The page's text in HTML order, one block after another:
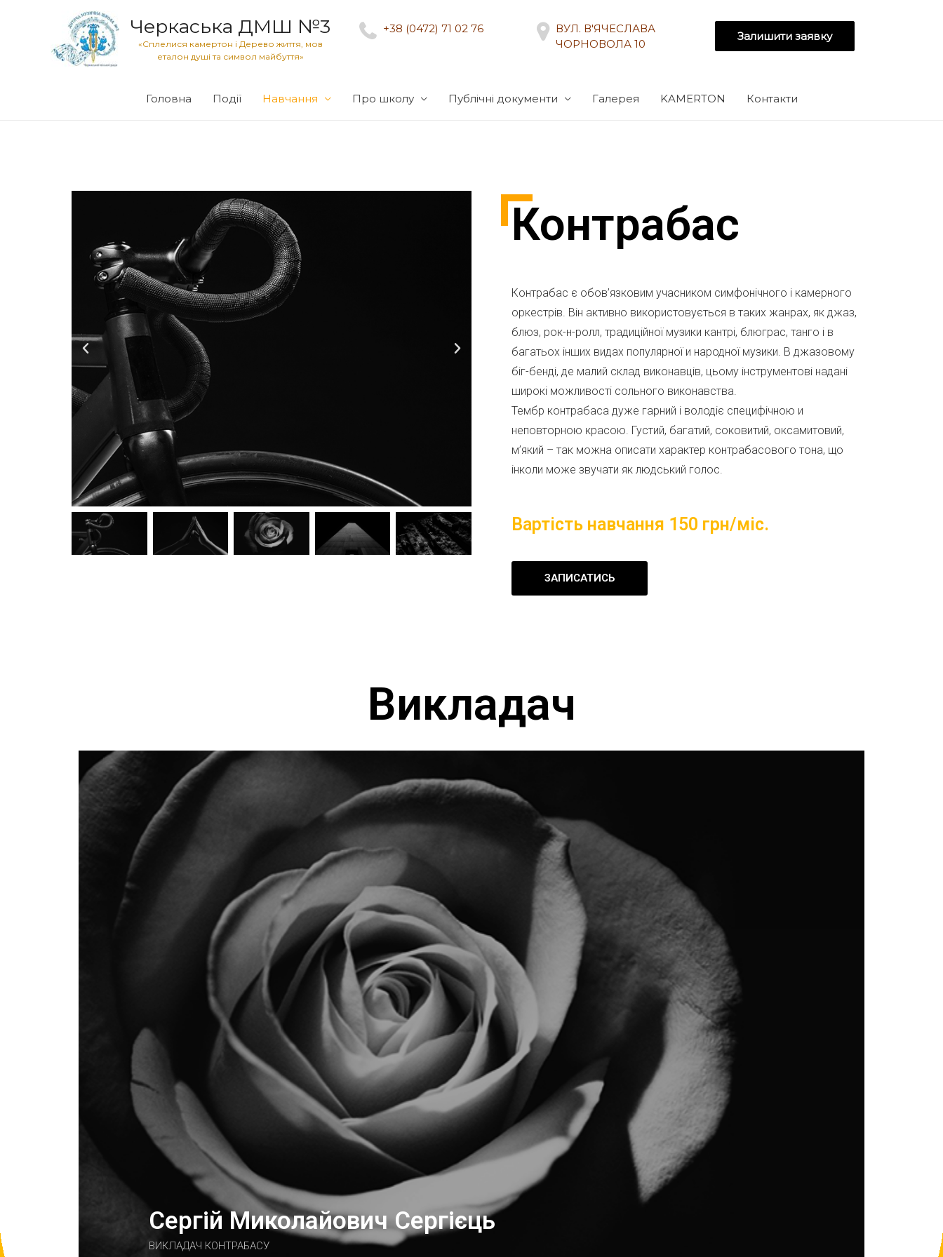
Черкаська ДМШ №3
«Сплелися камертон і Дерево життя, мов
еталон душі та символ майбуття»
+38 (0472) 71 02 76
ВУЛ. В'ЯЧЕСЛАВА
ЧОРНОВОЛА 10
Залишити заявку
Головна Події Навчання Про школу Публічні документи Галерея KAMERTON Контакти
Контрабас
Контрабас є обов’язковим учасником симфонічного і камерного
оркестрів. Він активно використовується в таких жанрах, як джаз,
блюз, рок-н-ролл, традиційної музики кантрі, блюграс, танго і в
багатьох інших видах популярної и народної музики. В джазовому
біг-бенді, де малий склад виконавців, цьому інструментові надані
широкі можливості сольного виконавства.
Тембр контрабаса дуже гарний і володіє специфічною и
неповторною красою. Густий, багатий, соковитий, оксамитовий,
м’який – так можна описати характер контрабасового тона, що
інколи може звучати як людський голос.
Вартість навчання 150 грн/міс.
ЗАПИСАТИСЬ
Викладач
Сергій Миколайович Сергієць
ВИКЛАДАЧ КОНТРАБАСУ